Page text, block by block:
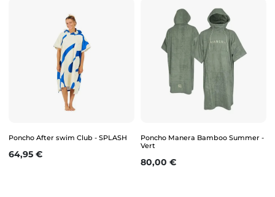
Poncho After swim Club - SPLASH
Prix
64,95 €
Poncho Manera Bamboo Summer -
Vert
Prix
80,00 €